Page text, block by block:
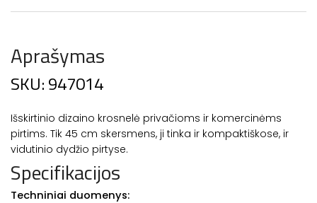
Aprašymas
SKU: 947014
Išskirtinio dizaino krosnelė privačioms ir komercinėms
pirtims. Tik 45 cm skersmens, ji tinka ir kompaktiškose, ir
vidutinio dydžio pirtyse.
Specifikacijos
Techniniai duomenys: